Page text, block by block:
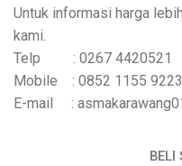
Untuk informasi harga
kami.
Telp : 0267 4420521
Mobile : 0852 1155 9223
E-mail :
BELI